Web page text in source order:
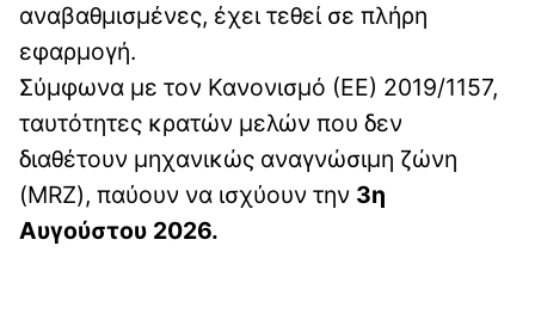
αναβαθμισμένες, έχει τεθεί σε πλήρη
εφαρμογή.
Σύμφωνα με τον Κανονισμό (ΕΕ) 2019/1157,
ταυτότητες κρατών μελών που δεν
διαθέτουν μηχανικώς αναγνώσιμη ζώνη
(MRZ), παύουν να ισχύουν την 3η
Αυγούστου 2026.